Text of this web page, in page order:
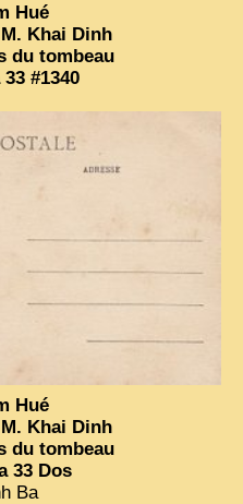
Hué
Khai Dinh
du tombeau
#1340
Hué
Khai Dinh
du tombeau
33 Dos
Ba